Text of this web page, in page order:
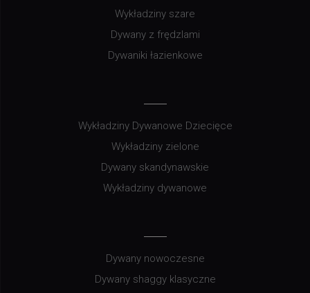
Wykładziny szare
Dywany z frędzlami
Dywaniki łazienkowe
Wykładziny Dywanowe Dziecięce
Wykładziny zielone
Dywany skandynawskie
Wykładziny dywanowe
Dywany nowoczesne
Dywany shaggy klasyczne